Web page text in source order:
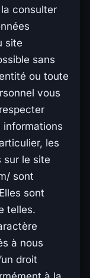
la consulter
site
sans
ou toute
vous
les
sur le site
sont
sont
telles.
à nous
droit